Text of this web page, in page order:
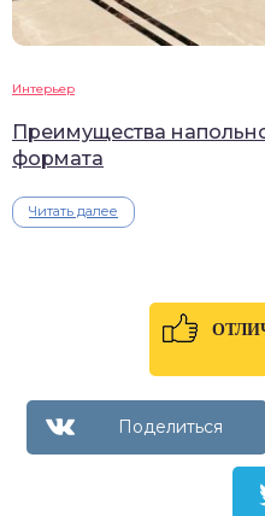
Интерьер
Преимущества
формата
Читать далее